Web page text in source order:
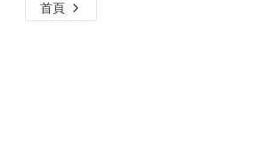
首頁